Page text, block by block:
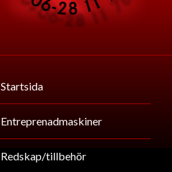
Startsida
Entreprenadmaskiner
Redskap/tillbehör